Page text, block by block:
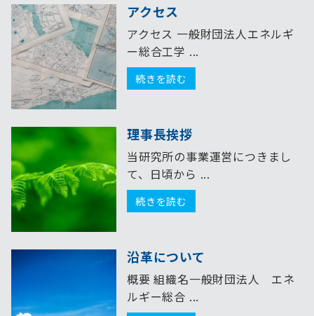
アクセス
アクセス 一般財団法人エネルギ
ー総合工学 ...
続きを読む
理事長挨拶
当研究所の事業運営につきまし
て、日頃から ...
続きを読む
沿革について
概要 組織名一般財団法人 エネ
ルギー総合 ...